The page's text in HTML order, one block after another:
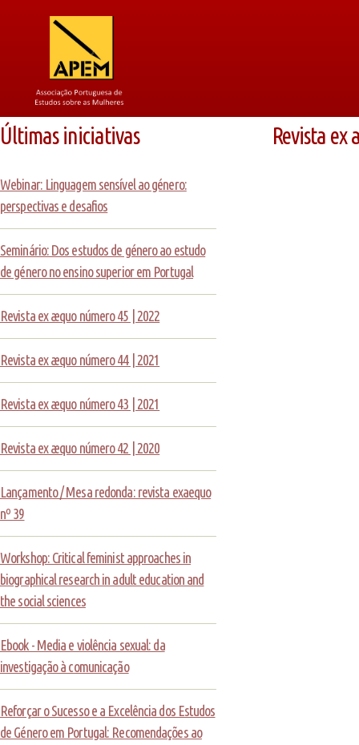
Últimas iniciativas
Webinar: Linguagem sensível ao género:
perspectivas e desafios
Seminário: Dos estudos de género ao estudo
de género no ensino superior em Portugal
Revista ex æquo número 45 | 2022
Revista ex æquo número 44 | 2021
Revista ex æquo número 43 | 2021
Revista ex æquo número 42 | 2020
Lançamento / Mesa redonda: revista exaequo
nº 39
Workshop: Critical feminist approaches in
biographical research in adult education and
the social sciences
Ebook - Media e violência sexual: da
investigação à comunicação
Reforçar o Sucesso e a Excelência dos Estudos
de Género em Portugal: Recomendações ao
Revista ex